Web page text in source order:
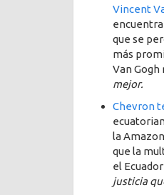
Vincent
que se
más
Van
mejor.
Chevron
la
que la
el
justicia